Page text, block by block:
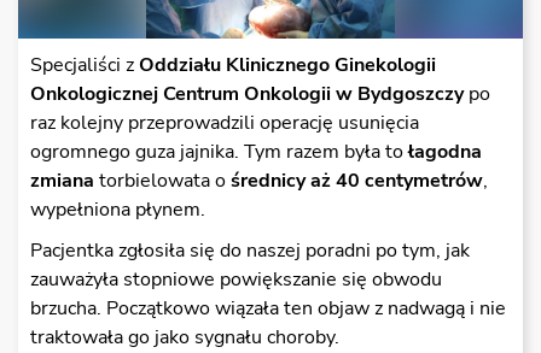
Specjaliści zOddziału Klinicznego Ginekologii
Onkologicznej Centrum Onkologii w Bydgoszczypo
raz kolejny przeprowadzili operację usunięcia
ogromnego guza jajnika. Tym razem była tołagodna
zmiana torbielowata ośrednicy aż 40 centymetrów,
wypełniona płynem.
Pacjentka zgłosiła się do naszej poradni po tym, jak
zauważyła stopniowe powiększanie się obwodu
brzucha. Początkowo wiązała ten objaw z nadwagą i nie
traktowała go jako sygnału choroby.